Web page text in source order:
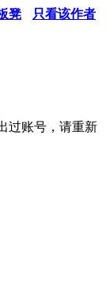
凳 只看该作者
过账号，请重新